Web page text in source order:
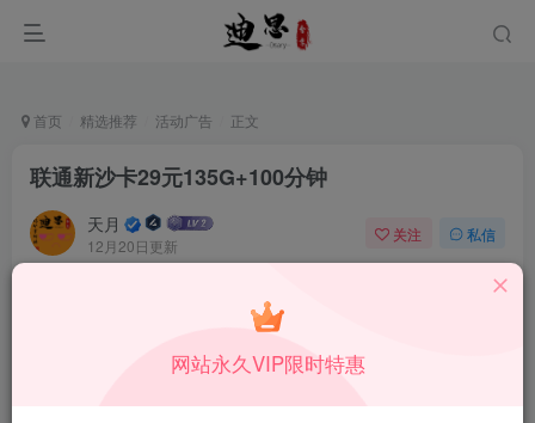
首页 精选推荐 活动广告 正文
联通新沙卡29元135G+100分钟
天月
12月20日更新
关注 私信
本站所有内容来自互联网收集，仅供学习和交流，请勿用于商业
用途。如有侵权、不妥之处，请第一时间联系我们删除！
网站永久VIP限时特惠